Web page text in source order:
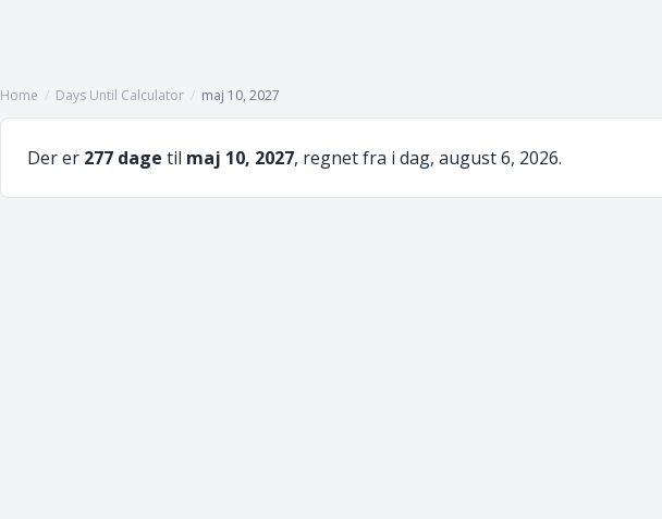
Home / Days Until Calculator / maj 10, 2027
Der er 277 dage til maj 10, 2027, regnet fra i dag, august 6, 2026.